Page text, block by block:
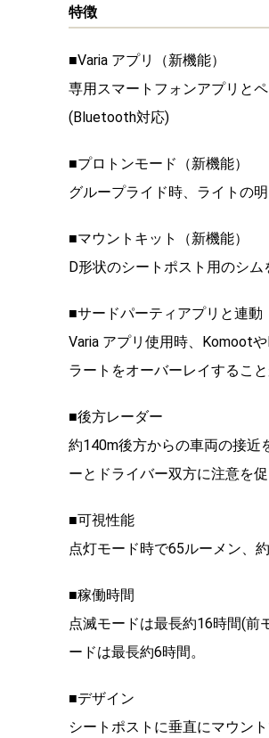
特徴
■Varia アプリ（新機能）
専用スマートフォンアプリと
(Bluetooth対応)
■プロトンモード（新機能）
グループライド時、ライトの
■マウントキット（新機能）
D形状のシートポスト用のシ
■サードパーティアプリと連動
Varia アプリ使用時、Komoot
ラートをオーバーレイすること
■後方レーダー
約140m後方からの車両の接近
ーとドライバー双方に注意を促
■可視性能
点灯モード時で65ルーメン、
■稼働時間
点滅モードは最長約16時間(前
ードは最長約6時間。
■デザイン
シートポストに垂直にマウン